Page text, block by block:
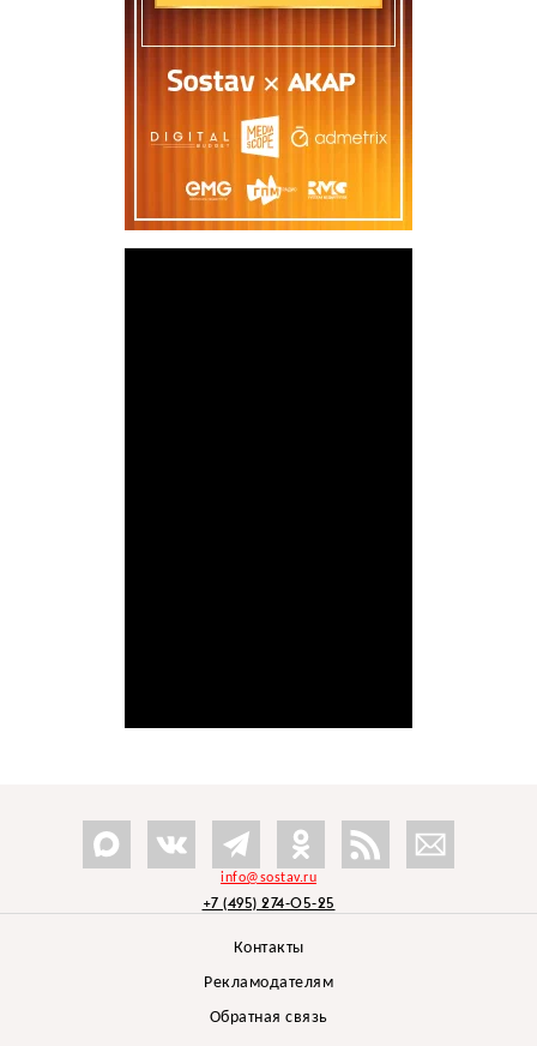
info@sostav.ru
+7 (495) 274-05-25
Контакты
Рекламодателям
Обратная связь